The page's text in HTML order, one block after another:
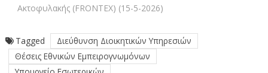
Ακτοφυλακής (FRΟΝΤΕΧ) (15-5-2026)
Tagged
Διεύθυνση Διοικητικών Υπηρεσιών
Θέσεις Εθνικών Εμπειρογνωμόνων